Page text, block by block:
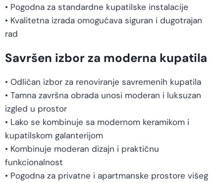
• Pogodna za standardne kupatilske instalacije
• Kvalitetna izrada omogućava siguran i dugotrajan
rad
Savršen izbor za moderna kupatila
• Odličan izbor za renoviranje savremenih kupatila
• Tamna završna obrada unosi moderan i luksuzan
izgled u prostor
• Lako se kombinuje sa modernom keramikom i
kupatilskom galanterijom
• Kombinuje moderan dizajn i praktičnu
funkcionalnost
• Pogodna za privatne i apartmanske prostore višeg